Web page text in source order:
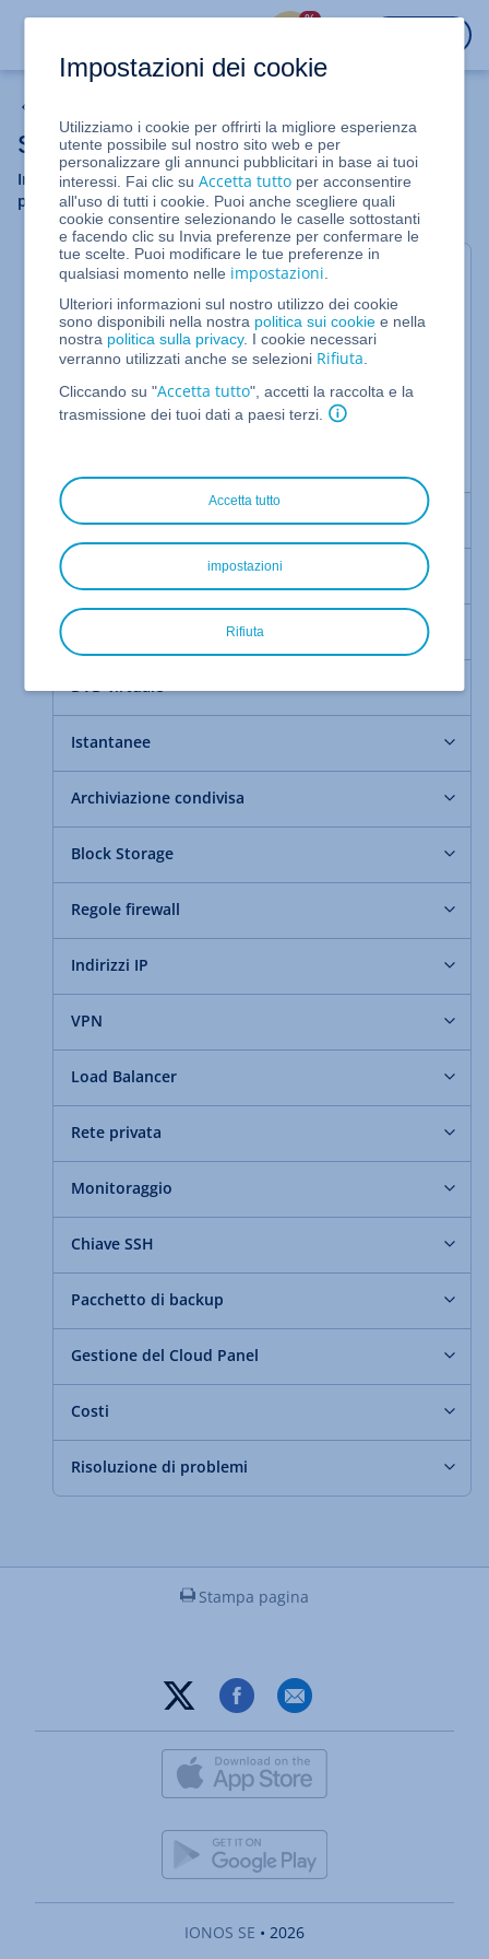
%
Server cloud
In questa categoria puoi trovare informazioni e assistenza
per aiutarti a configurare e gestire il tuo Server Cloud.
Informazioni generali
Migrazione tecnica dei Server Cloud su una
nuova piattaforma
Il meccanismo di difesa DDoS di IONOS
Servizi inclusi nell'assistenza per i prodotti
Primi passi
Amministrazione del server
DVD virtuale
Istantanee
Archiviazione condivisa
Block Storage
Regole firewall
Indirizzi IP
VPN
Load Balancer
Rete privata
Monitoraggio
Chiave SSH
Pacchetto di backup
Gestione del Cloud Panel
Costi
Risoluzione di problemi
Stampa pagina
IONOS SE • 2026
Impostazioni dei cookie
Utilizziamo i cookie per offrirti la migliore esperienza
utente possibile sul nostro sito web e per
personalizzare gli annunci pubblicitari in base ai tuoi
interessi. Fai clic suAccetta tutto per acconsentire
all'uso di tutti i cookie. Puoi anche scegliere quali
cookie consentire selezionando le caselle sottostanti
e facendo clic su Invia preferenze per confermare le
tue scelte. Puoi modificare le tue preferenze in
qualsiasi momento nelle impostazioni
Ulteriori informazioni sul nostro utilizzo dei cookie
sono disponibili nella nostra politica sui cookie e nella
nostra politica sulla privacy. I cookie necessari
verranno utilizzati anche se selezioni Rifiuta
Cliccando su "Accetta tutto", accetti la raccolta e la
trasmissione dei tuoi dati a paesi terzi.
Accetta tutto
Rifiuta
impostazioni